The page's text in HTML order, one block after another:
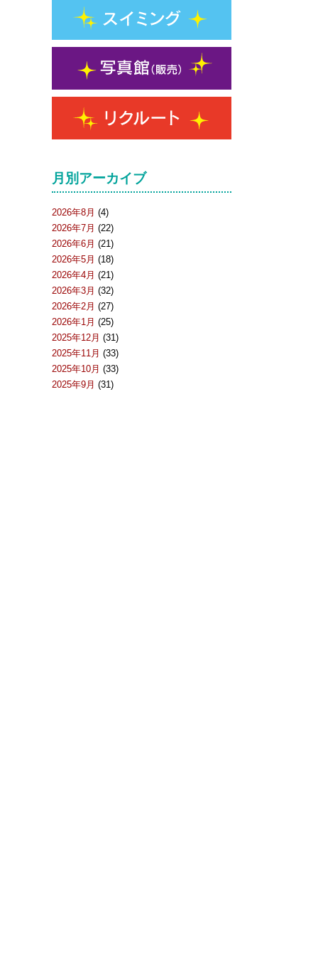
月別アーカイブ
2026年8月 (4)
2026年7月 (22)
2026年6月 (21)
2026年5月 (18)
2026年4月 (21)
2026年3月 (32)
2026年2月 (27)
2026年1月 (25)
2025年12月 (31)
2025年11月 (33)
2025年10月 (33)
2025年9月 (31)